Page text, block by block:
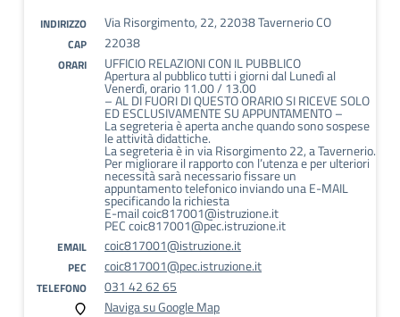
INDIRIZZO Via Risorgimento, 22, 22038 Tavernerio CO
CAP 22038
ORARI UFFICIO RELAZIONI CON IL PUBBLICO
Apertura al pubblico tutti i giorni dal Lunedì al
Venerdì, orario 11.00 / 13.00
– AL DI FUORI DI QUESTO ORARIO SI RICEVE SOLO
ED ESCLUSIVAMENTE SU APPUNTAMENTO –
La segreteria è aperta anche quando sono sospese
le attività didattiche.
La segreteria è in via Risorgimento 22, a Tavernerio.
Per migliorare il rapporto con l’utenza e per ulteriori
necessità sarà necessario fissare un
appuntamento telefonico inviando una E-MAIL
specificando la richiesta
E-mail coic817001@istruzione.it
PEC coic817001@pec.istruzione.it
EMAIL coic817001@istruzione.it
PEC coic817001@pec.istruzione.it
TELEFONO
031 42 62 65
Naviga su Google Map